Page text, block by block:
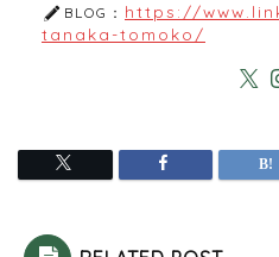
BLOG： https://
tanaka-tomoko/